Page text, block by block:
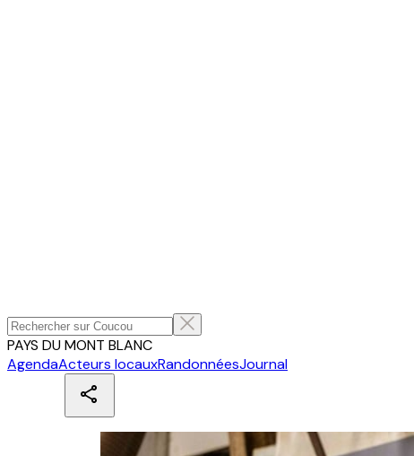
PAYS DU MONT BLANC
AgendaActeurs locauxRandonnéesJournal